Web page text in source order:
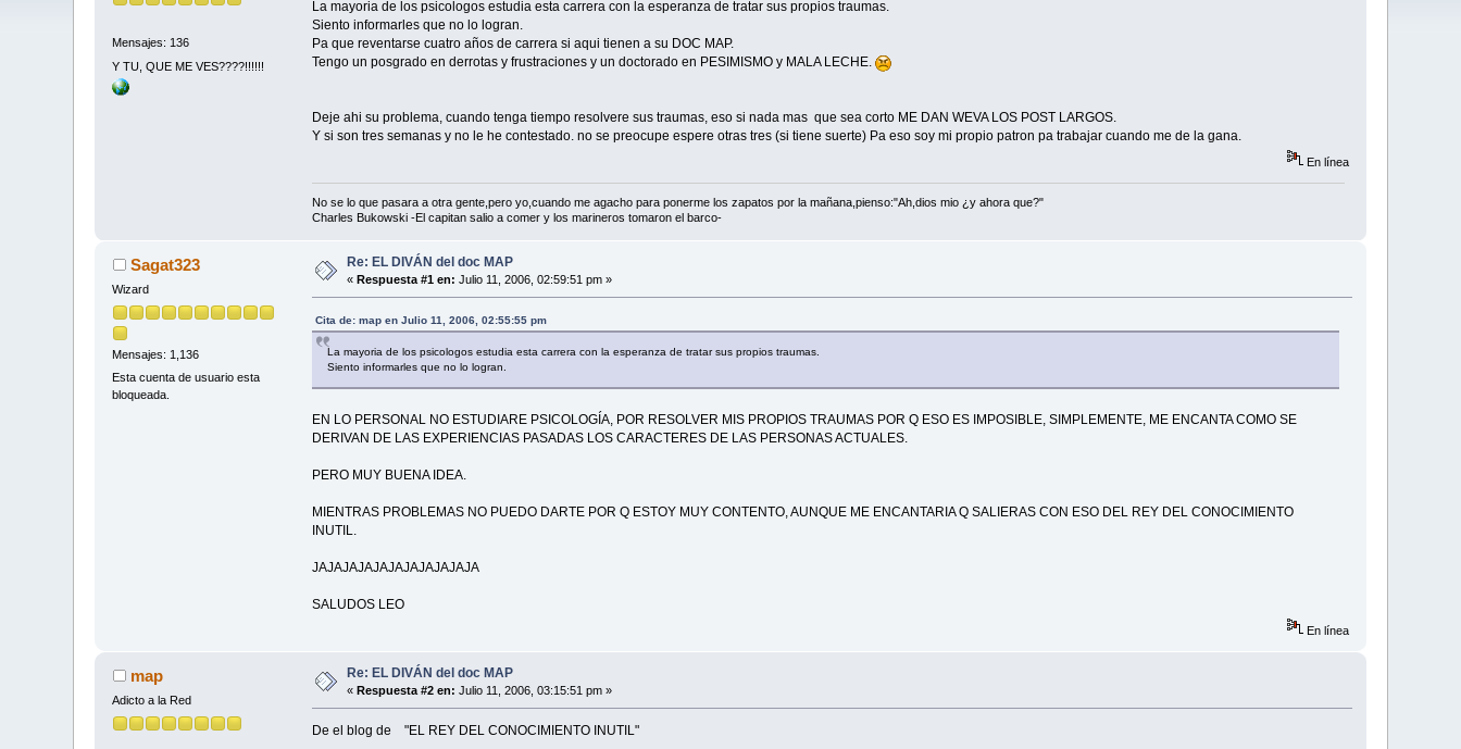
Mensajes: 136
Y TU, QUE ME VES????!!!!!!
La mayoria de los psicologos estudia esta carrera con la esperanza de tratar sus propios traumas.
Siento informarles que no lo logran.
Pa que reventarse cuatro años de carrera si aqui tienen a su DOC MAP.
Tengo un posgrado en derrotas y frustraciones y un doctorado en PESIMISMO y MALA LECHE.
Deje ahi su problema, cuando tenga tiempo resolvere sus traumas, eso si nada mas que sea corto ME DAN WEVA LOS POST LARGOS.
Y si son tres semanas y no le he contestado. no se preocupe espere otras tres (si tiene suerte) Pa eso soy mi propio patron pa trabajar cuando me de la gana.
En línea
No se lo que pasara a otra gente,pero yo,cuando me agacho para ponerme los zapatos por la mañana,pienso:"Ah,dios mio ¿y ahora que?"
Charles Bukowski -El capitan salio a comer y los marineros tomaron el barco-
Sagat323
Wizard
Mensajes: 1,136
Esta cuenta de usuario esta
bloqueada.
Re: EL DIVÁN del doc MAP
« Respuesta #1 en: Julio 11, 2006, 02:59:51 pm »
Cita de: map en Julio 11, 2006, 02:55:55 pm
La mayoria de los psicologos estudia esta carrera con la esperanza de tratar sus propios traumas.
Siento informarles que no lo logran.
EN LO PERSONAL NO ESTUDIARE PSICOLOGÍA, POR RESOLVER MIS PROPIOS TRAUMAS POR Q ESO ES IMPOSIBLE, SIMPLEMENTE, ME ENCANTA COMO SE
DERIVAN DE LAS EXPERIENCIAS PASADAS LOS CARACTERES DE LAS PERSONAS ACTUALES.
PERO MUY BUENA IDEA.
MIENTRAS PROBLEMAS NO PUEDO DARTE POR Q ESTOY MUY CONTENTO, AUNQUE ME ENCANTARIA Q SALIERAS CON ESO DEL REY DEL CONOCIMIENTO
INUTIL.
JAJAJAJAJAJAJAJAJAJAJA
SALUDOS LEO
En línea
map
Adicto a la Red
Re: EL DIVÁN del doc MAP
« Respuesta #2 en: Julio 11, 2006, 03:15:51 pm »
De el blog de "EL REY DEL CONOCIMIENTO INUTIL"